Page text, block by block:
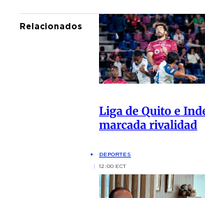
Relacionados
Liga de Quito e
marcada rivalidad
DEPORTES
12:00 ECT